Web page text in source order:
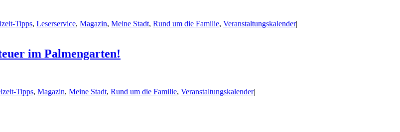
Tipps, Leserservice, Magazin, Meine Stadt, Rund um die Familie, Veranstaltungskalender|
im Palmengarten!
Tipps, Magazin, Meine Stadt, Rund um die Familie, Veranstaltungskalender|